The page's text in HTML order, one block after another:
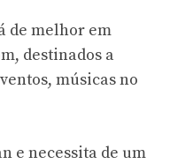
de melhor em
destinados a
músicas no
e necessita de um